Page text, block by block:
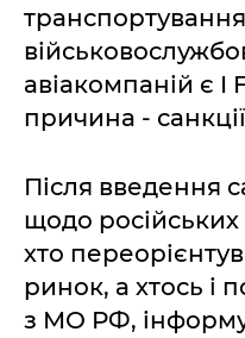
транспортування
авіакомпаній є I
причина -
Після введення
щодо російських
хто
ринок, а хтось і
з МО РФ,